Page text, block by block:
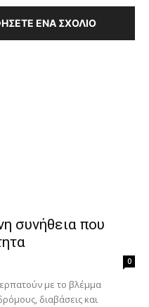
ΈΝΑ ΣΧΌΛΙΟ
συνήθεια που
0
με το βλέμμα
διαβάσεις και